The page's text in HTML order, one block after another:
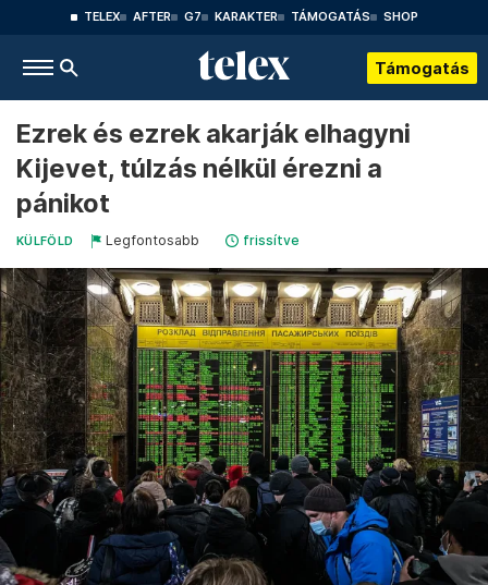
TELEX AFTER G7 KARAKTER TÁMOGATÁS SHOP
Támogatás
Ezrek és ezrek akarják elhagyni
Kijevet, túlzás nélkül érezni a
pánikot
KÜLFÖLD Legfontosabb frissítve